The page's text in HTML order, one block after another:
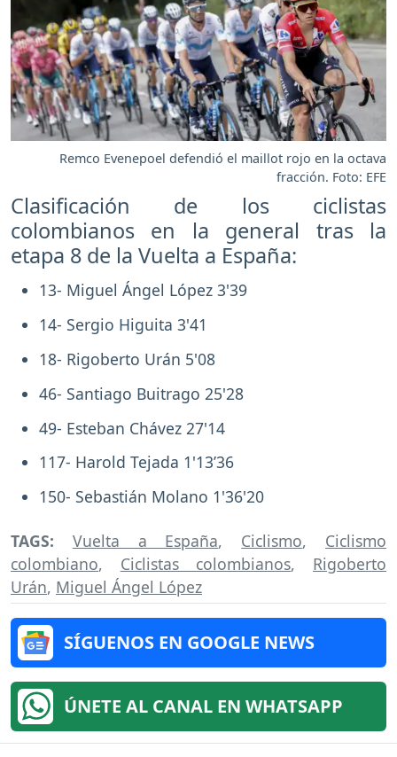
Remco Evenepoel defendió el maillot rojo en la octava
fracción. Foto: EFE
Clasificación de los ciclistas
colombianos en la general tras la
etapa 8 de la Vuelta a España:
13- Miguel Ángel López 3'39
14- Sergio Higuita 3'41
18- Rigoberto Urán 5'08
46- Santiago Buitrago 25'28
49- Esteban Chávez 27'14
117- Harold Tejada 1'13’36
150- Sebastián Molano 1'36'20
TAGS: Vuelta a España, Ciclismo, Ciclismo
colombiano, Ciclistas colombianos, Rigoberto
Urán, Miguel Ángel López
SÍGUENOS EN GOOGLE NEWS
ÚNETE AL CANAL EN WHATSAPP